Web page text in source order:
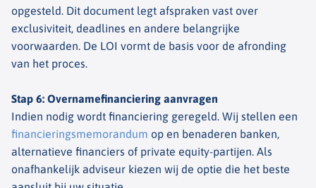
opgesteld. Dit document legt afspraken vast over
exclusiviteit, deadlines en andere belangrijke
voorwaarden. De LOI vormt de basis voor de afronding
van het proces.
Stap 6: Overnamefinanciering aanvragen
Indien nodig wordt financiering geregeld. Wij stellen een
financieringsmemorandum op en benaderen banken,
alternatieve financiers of private equity-partijen. Als
onafhankelijk adviseur kiezen wij de optie die het beste